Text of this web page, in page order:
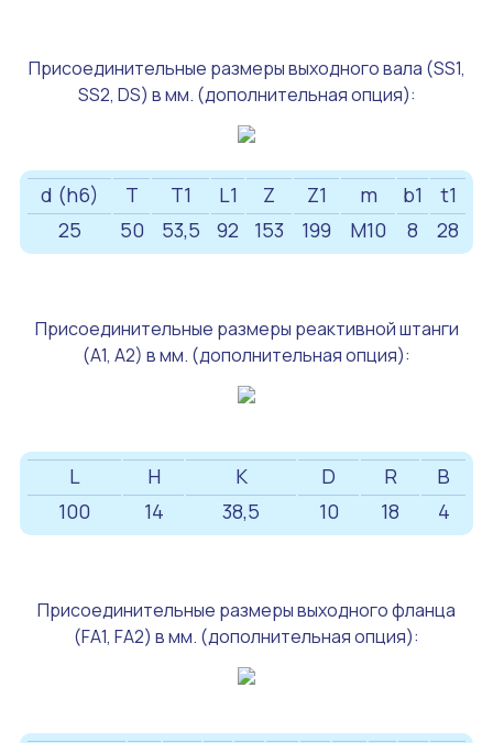
Присоединительные размеры выходного вала (SS1,
SS2, DS) в мм. (дополнительная опция):
d (h6) T T1 L1 Z Z1 m b1
t1
25
50 53,5 92 153 199 М10 8 28
Присоединительные размеры реактивной штанги
(А1, А2) в мм. (дополнительная опция):
L H K D R
B
100
14 38,5 10 18 4
Присоединительные размеры выходного фланца
(FA1, FA2) в мм. (дополнительная опция):